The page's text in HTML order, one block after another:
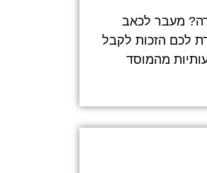
מעבר לכאב
לכם הזכות לקבל
מהמוסד